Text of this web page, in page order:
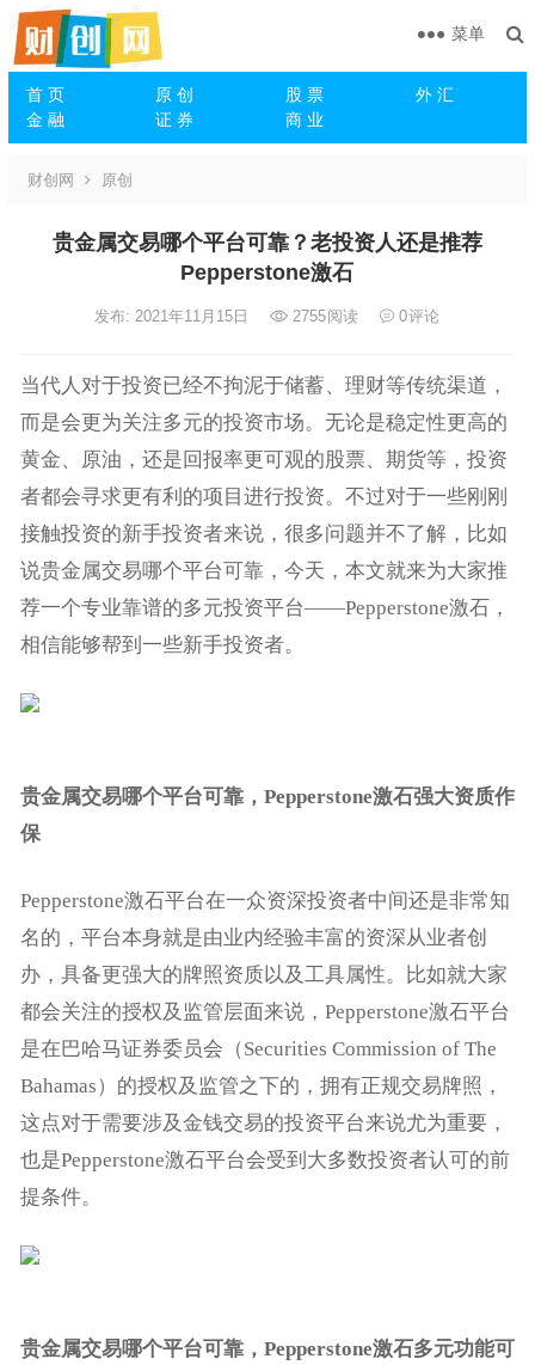
首 页 原 创 股 票
外 汇
金 融
证 券 商 业
菜单
财创网 原创
贵金属交易哪个平台可靠？老投资人还是推荐
Pepperstone激石
发布: 2021年11月15日 2755阅读 0评论
当代人对于投资已经不拘泥于储蓄、理财等传统渠道，
而是会更为关注多元的投资市场。无论是稳定性更高的
黄金、原油，还是回报率更可观的股票、期货等，投资
者都会寻求更有利的项目进行投资。不过对于一些刚刚
接触投资的新手投资者来说，很多问题并不了解，比如
说贵金属交易哪个平台可靠，今天，本文就来为大家推
荐一个专业靠谱的多元投资平台——Pepperstone激石，
相信能够帮到一些新手投资者。
贵金属交易哪个平台可靠，Pepperstone激石强大资质作
保
Pepperstone激石平台在一众资深投资者中间还是非常知
名的，平台本身就是由业内经验丰富的资深从业者创
办，具备更强大的牌照资质以及工具属性。比如就大家
都会关注的授权及监管层面来说，Pepperstone激石平台
是在巴哈马证券委员会（Securities Commission of The
Bahamas）的授权及监管之下的，拥有正规交易牌照，
这点对于需要涉及金钱交易的投资平台来说尤为重要，
也是Pepperstone激石平台会受到大多数投资者认可的前
提条件。
贵金属交易哪个平台可靠，Pepperstone激石多元功能可